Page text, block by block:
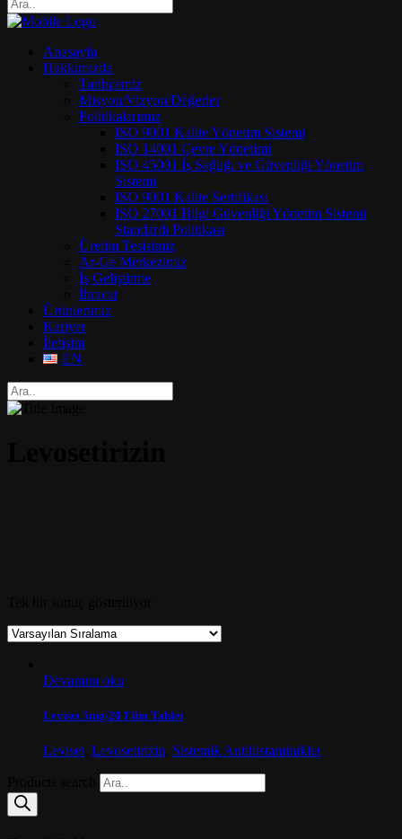
Anasayfa
Hakkımızda
Tarihçemiz
Misyon/Vizyon/Değerler
Politikalarımız
ISO 9001 Kalite Yönetim Sistemi
ISO 14001 Çevre Yönetimi
ISO 45001 İş Sağlığı ve Güvenliği Yönetim
Sistemi
ISO 9001 Kalite Sertifikası
ISO 27001 Bilgi Güvenliği Yönetim Sistemi
Standardı Politikası
Üretim Tesisimiz
Ar-Ge Merkezimiz
İş Geliştirme
İhracat
Ürünlerimiz
Kariyer
İletişim
EN
Devamını oku
Leviset 5mg/20 Film Tablet
Leviset Levosetirizin Sistemik Antihistaminikler